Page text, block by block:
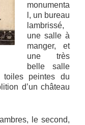
monumenta
l, un bureau
lambrissé,
une salle à
manger, et
une très
belle salle
toiles peintes du
d’un château
le second,